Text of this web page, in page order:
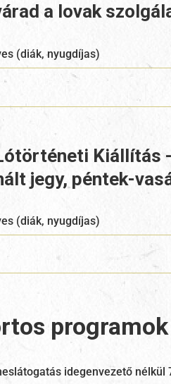
a lovak
(diák, nyugdíjas)
Kiállítás
jegy, péntek-
(diák, nyugdíjas)
programok
idegenvezető nélkül